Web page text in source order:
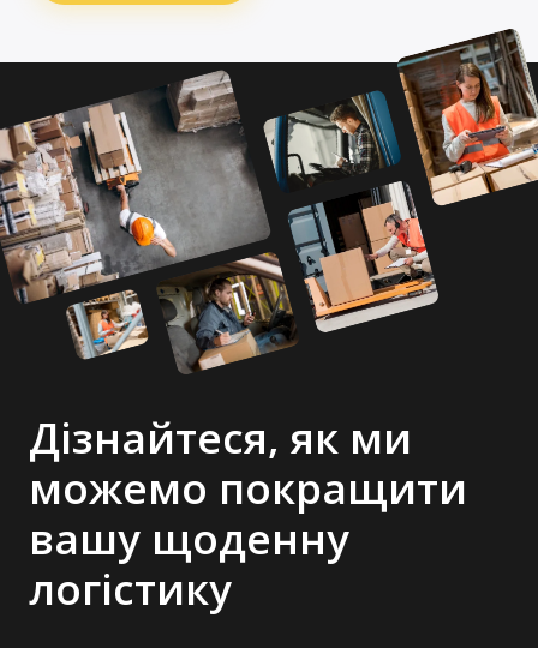
Дізнайтеся, як ми
можемо покращити
вашу щоденну
логістику